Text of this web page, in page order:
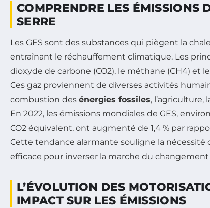
COMPRENDRE LES ÉMISSIONS
SERRE
Les GES sont des substances qui piègent la
entraînant le réchauffement climatique. Les
dioxyde de carbone (CO2), le méthane (CH4) et
Ces gaz proviennent de diverses activités
combustion des énergies fossiles, l’agriculture,
En 2022, les émissions mondiales de GES,
CO2 équivalent, ont augmenté de 1,4 % par
Cette tendance alarmante souligne la nécessité
efficace pour inverser la marche du
L’ÉVOLUTION DES
IMPACT SUR LES ÉMISSIONS